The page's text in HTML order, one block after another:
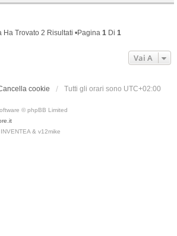
Ha Trovato 2 Risultati •Pagina 1 Di 1
Vai A
cookie Tutti gli orari sono UTC+02:00
© phpBB Limited
& v12mike